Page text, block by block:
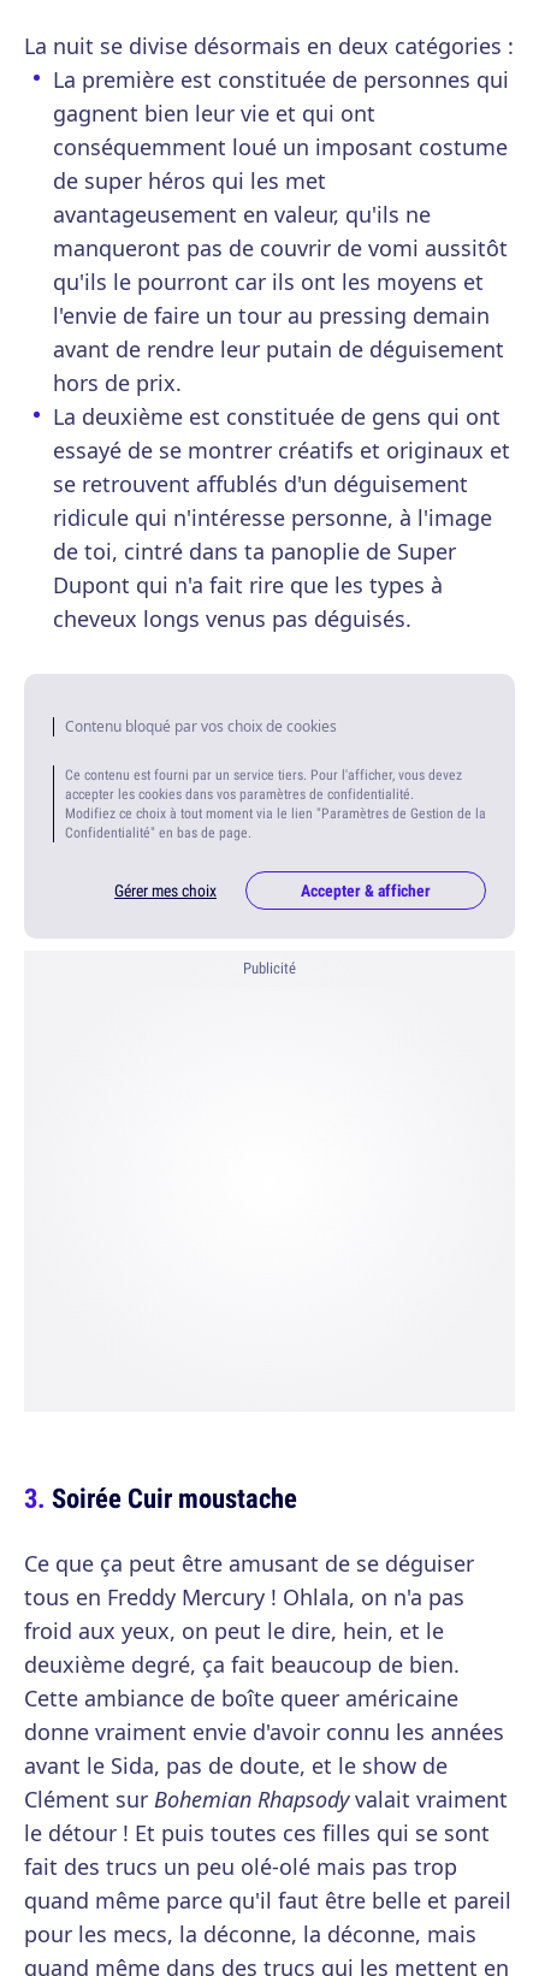
La nuit se divise désormais en deux catégories :
La première est constituée de personnes qui
gagnent bien leur vie et qui ont
conséquemment loué un imposant costume
de super héros qui les met
avantageusement en valeur, qu'ils ne
manqueront pas de couvrir de vomi aussitôt
qu'ils le pourront car ils ont les moyens et
l'envie de faire un tour au pressing demain
avant de rendre leur putain de déguisement
hors de prix.
La deuxième est constituée de gens qui ont
essayé de se montrer créatifs et originaux et
se retrouvent affublés d'un déguisement
ridicule qui n'intéresse personne, à l'image
de toi, cintré dans ta panoplie de Super
Dupont qui n'a fait rire que les types à
cheveux longs venus pas déguisés.
Contenu bloqué par vos choix de cookies
Ce contenu est fourni par un service tiers. Pour l'afficher, vous devez
accepter les cookies dans vos paramètres de confidentialité.
Modifiez ce choix à tout moment via le lien "Paramètres de Gestion de la
Confidentialité" en bas de page.
Gérer mes choix Accepter & afficher
Publicité
Soirée Cuir moustache
Ce que ça peut être amusant de se déguiser
tous en Freddy Mercury ! Ohlala, on n'a pas
froid aux yeux, on peut le dire, hein, et le
deuxième degré, ça fait beaucoup de bien.
Cette ambiance de boîte queer américaine
donne vraiment envie d'avoir connu les années
avant le Sida, pas de doute, et le show de
Clément sur Bohemian Rhapsodyvalait vraiment
le détour ! Et puis toutes ces filles qui se sont
fait des trucs un peu olé-olé mais pas trop
quand même parce qu'il faut être belle et pareil
pour les mecs, la déconne, la déconne, mais
quand même dans des trucs qui les mettent en